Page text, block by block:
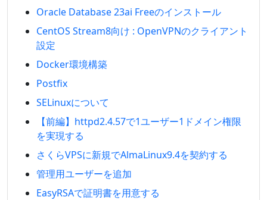
Oracle Database 23ai Freeのインストール
CentOS Stream8向け : OpenVPNのクライアント
設定
Docker環境構築
Postfix
SELinuxについて
【前編】httpd2.4.57で1ユーザー1ドメイン権限
を実現する
さくらVPSに新規でAlmaLinux9.4を契約する
管理用ユーザーを追加
EasyRSAで証明書を用意する